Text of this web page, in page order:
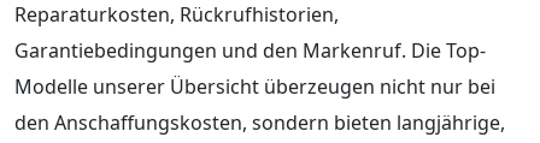
Reparaturkosten, Rückrufhistorien,
Garantiebedingungen und den Markenruf. Die Top-
Modelle unserer Übersicht überzeugen nicht nur bei
den Anschaffungskosten, sondern bieten langjährige,